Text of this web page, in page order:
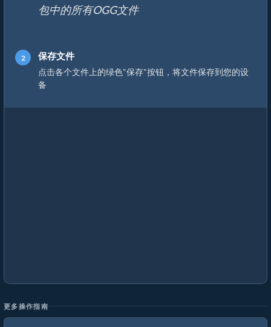
包中的所有OGG文件
保存文件
点击各个文件上的绿色"保存"按钮，将文件保存到您的设
备
更多操作指南